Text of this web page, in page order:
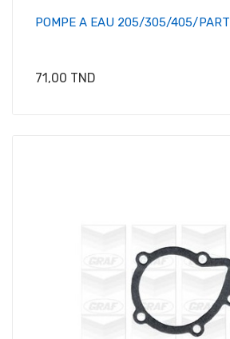
POMPE A EAU 205/305/405/PART
Prix
71,00 TND